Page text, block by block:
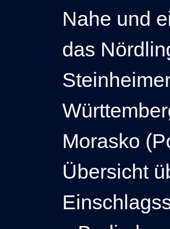
Nahe und
das
Morasko
Übersicht